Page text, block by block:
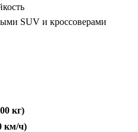
SUV и кроссоверами
кг)
км/ч)